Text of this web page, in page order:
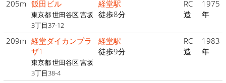
205m 飯田ビル
東京都 世田谷区 宮坂
3丁目37-12
経堂駅
徒歩8分
RC
造
1975
年
209m 経堂ダイカンプラ
ザ1
東京都 世田谷区 宮坂
3丁目38-4
経堂駅
徒歩9分
RC
造
1983
年